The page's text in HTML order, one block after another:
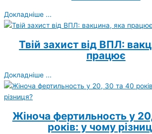
Докладніше ...
Твій захист від ВПЛ:
працює
Докладніше ...
Жіноча фертильность у
років: у чому